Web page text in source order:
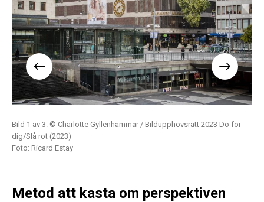
Bild 1 av 3. © Charlotte Gyllenhammar / Bildupphovsrätt 2023 Dö för
dig/Slå rot (2023)
Foto: Ricard Estay
Metod att kasta om perspektiven